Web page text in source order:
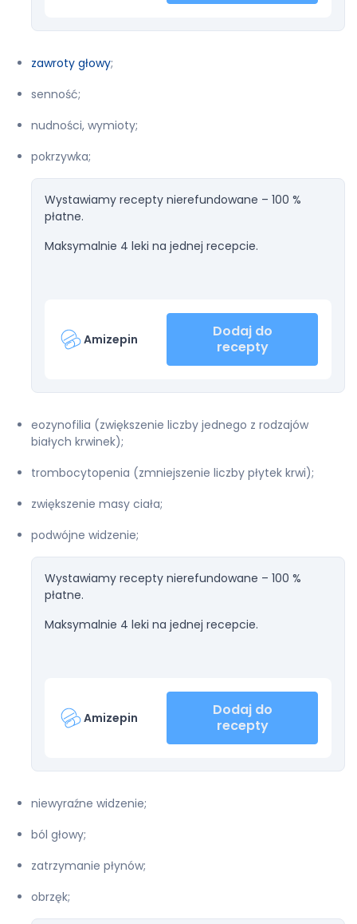
zawroty głowy;
senność;
nudności, wymioty;
pokrzywka;
Wystawiamy recepty nierefundowane – 100 %
płatne.
Maksymalnie 4 leki na jednej recepcie.
Amizepin
Dodaj do
recepty
eozynofilia (zwiększenie liczby jednego z rodzajów
białych krwinek);
trombocytopenia (zmniejszenie liczby płytek krwi);
zwiększenie masy ciała;
podwójne widzenie;
Wystawiamy recepty nierefundowane – 100 %
płatne.
Maksymalnie 4 leki na jednej recepcie.
Amizepin
Dodaj do
recepty
niewyraźne widzenie;
ból głowy;
zatrzymanie płynów;
obrzęk;